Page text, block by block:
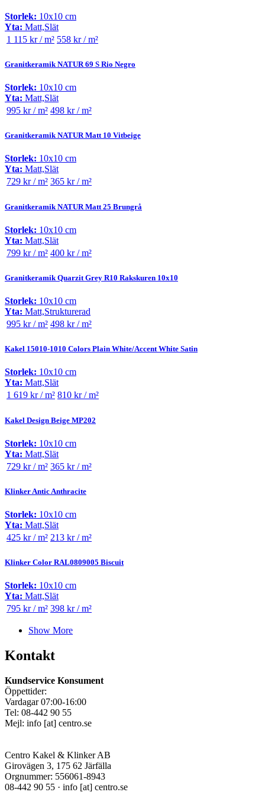
Storlek: 10x10 cm
Yta: Matt,Slät
1 115 kr / m² 558 kr / m²
Granitkeramik NATUR 69 S Rio Negro
Storlek: 10x10 cm
Yta: Matt,Slät
995 kr / m² 498 kr / m²
Granitkeramik NATUR Matt 10 Vitbeige
Storlek: 10x10 cm
Yta: Matt,Slät
729 kr / m² 365 kr / m²
Granitkeramik NATUR Matt 25 Brungrå
Storlek: 10x10 cm
Yta: Matt,Slät
799 kr / m² 400 kr / m²
Granitkeramik Quarzit Grey R10 Rakskuren 10x10
Storlek: 10x10 cm
Yta: Matt,Strukturerad
995 kr / m² 498 kr / m²
Kakel 15010-1010 Colors Plain White/Accent White Satin
Storlek: 10x10 cm
Yta: Matt,Slät
1 619 kr / m² 810 kr / m²
Kakel Design Beige MP202
Storlek: 10x10 cm
Yta: Matt,Slät
729 kr / m² 365 kr / m²
Klinker Antic Anthracite
Storlek: 10x10 cm
Yta: Matt,Slät
425 kr / m² 213 kr / m²
Klinker Color RAL0809005 Biscuit
Storlek: 10x10 cm
Yta: Matt,Slät
795 kr / m² 398 kr / m²
Show More
Kontakt
Kundservice Konsument
Öppettider:
Vardagar 07:00-16:00
Tel: 08-442 90 55
Mejl: info [at] centro.se
Centro Kakel & Klinker AB
Girovägen 3, 175 62 Järfälla
Orgnummer: 556061-8943
08-442 90 55 · info [at] centro.se